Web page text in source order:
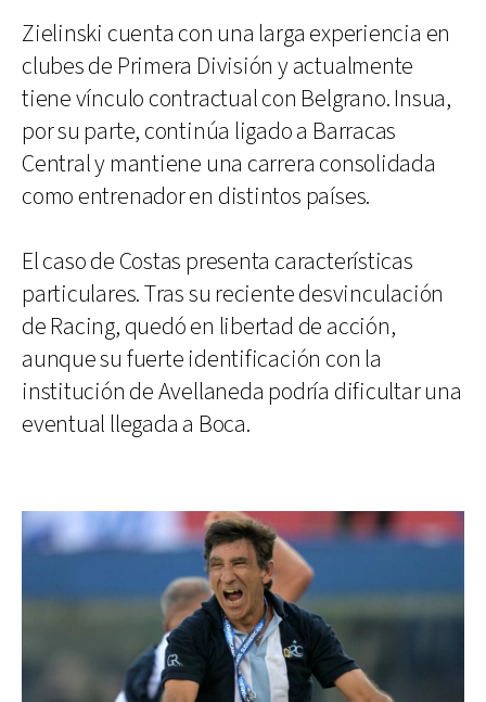
Zielinski cuenta con una larga experiencia en
clubes de Primera División y actualmente
tiene vínculo contractual con Belgrano. Insua,
por su parte, continúa ligado a Barracas
Central y mantiene una carrera consolidada
como entrenador en distintos países.
El caso de Costas presenta características
particulares. Tras su reciente desvinculación
de Racing, quedó en libertad de acción,
aunque su fuerte identificación con la
institución de Avellaneda podría dificultar una
eventual llegada a Boca.